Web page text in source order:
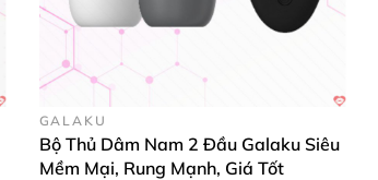
GALAKU
Bộ Thủ Dâm Nam 2 Đầu Galaku Siêu
Mềm Mại, Rung Mạnh, Giá Tốt